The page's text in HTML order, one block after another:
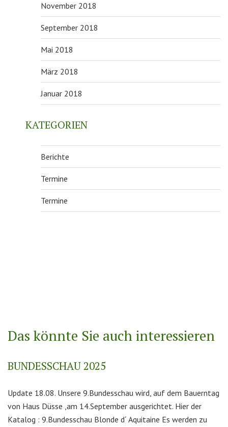
November 2018
September 2018
Mai 2018
März 2018
Januar 2018
KATEGORIEN
Berichte
Termine
Termine
Das könnte Sie auch interessieren
BUNDESSCHAU 2025
Update 18.08. Unsere 9.Bundesschau wird, auf dem Bauerntag
von Haus Düsse ,am 14.September ausgerichtet. Hier der
Katalog : 9.Bundesschau Blonde d´ Aquitaine Es werden zu